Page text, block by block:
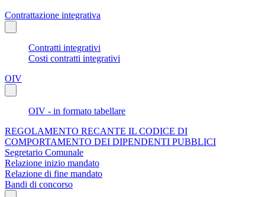
Contrattazione integrativa
Contratti integrativi
Costi contratti integrativi
OIV
OIV - in formato tabellare
REGOLAMENTO RECANTE IL CODICE DI
COMPORTAMENTO DEI DIPENDENTI PUBBLICI
Segretario Comunale
Relazione inizio mandato
Relazione di fine mandato
Bandi di concorso